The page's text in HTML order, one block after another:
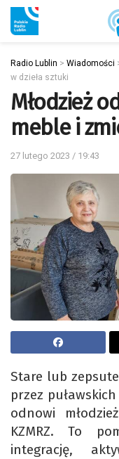
Radio Lublin > Wiadomości
w dzieła sztuki
Młodzież
meble i
27 lutego 2023 / 19:43
Stare lub
przez
odnowi
KZMRZ. To
integrację,